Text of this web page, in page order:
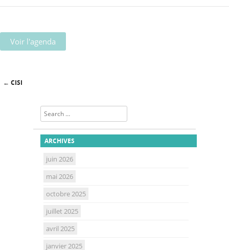
Voir l'agenda
← CISI
Search
ARCHIVES
juin 2026
mai 2026
octobre 2025
juillet 2025
avril 2025
janvier 2025